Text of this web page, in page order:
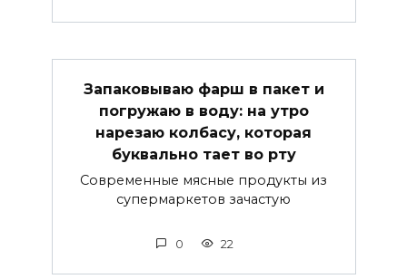
Запаковываю фарш в пакет и
погружаю в воду: на утро
нарезаю колбасу, которая
буквально тает во рту
Современные мясные продукты из
супермаркетов зачастую
0 22